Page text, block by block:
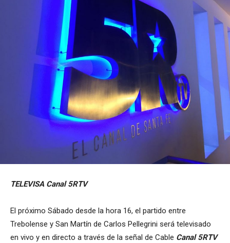
TELEVISA Canal 5RTV
El próximo Sábado desde la hora 16, el partido entre
Trebolense y San Martín de Carlos Pellegrini será televisado
en vivo y en directo a través de la señal de Cable Canal 5RTV